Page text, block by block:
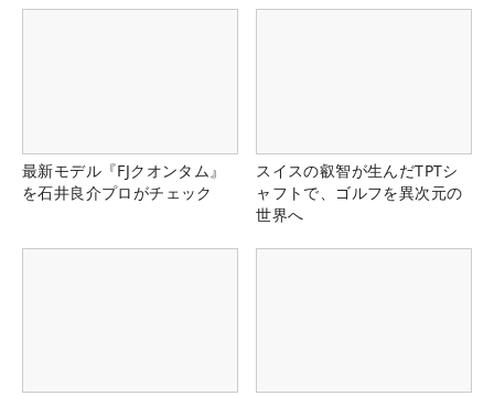
最新モデル『FJクオンタム』
を石井良介プロがチェック
スイスの叡智が生んだTPTシ
ャフトで、ゴルフを異次元の
世界へ